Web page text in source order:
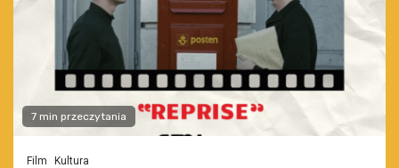
7 min przeczytania
Film Kultura